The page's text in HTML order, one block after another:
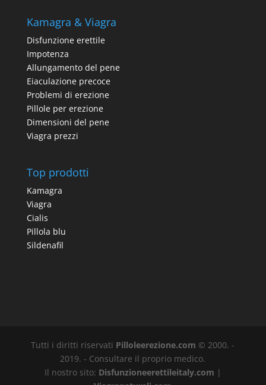
Kamagra & Viagra
Disfunzione erettile
Impotenza
Allungamento del pene
Eiaculazione precoce
Problemi di erezione
Pillole per erezione
Dimensioni del pene
Viagra prezzi
Top prodotti
Kamagra
Viagra
Cialis
Pillola blu
Sildenafil
Tutti i diritti riservati Pilloleerezione.com © 2000. -
2019. - Consultare il proprio medico.
Il nostro sito: Disfunzioneerettileitaly.com |